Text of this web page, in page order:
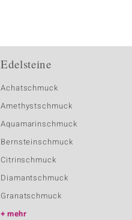
Edelsteine
Achatschmuck
Amethystschmuck
Aquamarinschmuck
Bernsteinschmuck
Citrinschmuck
Diamantschmuck
Granatschmuck
mehr